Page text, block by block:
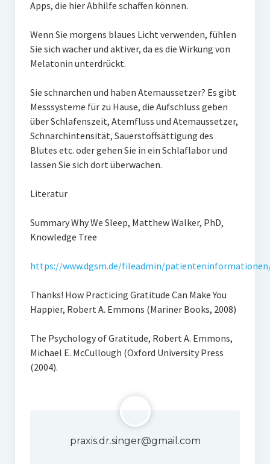
Apps, die hier Abhilfe schaffen können.
Wenn Sie morgens blaues Licht verwenden, fühlen
Sie sich wacher und aktiver, da es die Wirkung von
Melatonin unterdrückt.
Sie schnarchen und haben Atemaussetzer? Es gibt
Messsysteme für zu Hause, die Aufschluss geben
über Schlafenszeit, Atemfluss und Atemaussetzer,
Schnarchintensität, Sauerstoffsättigung des
Blutes etc. oder gehen Sie in ein Schlaflabor und
lassen Sie sich dort überwachen.
Literatur
Summary Why We Sleep, Matthew Walker, PhD,
Knowledge Tree
https://www.dgsm.de/fileadmin/
Thanks! How Practicing Gratitude Can Make You
Happier, Robert A. Emmons (Mariner Books, 2008)
The Psychology of Gratitude, Robert A. Emmons,
Michael E. McCullough (Oxford University Press
(2004).
praxis.dr.singer@gmail.com